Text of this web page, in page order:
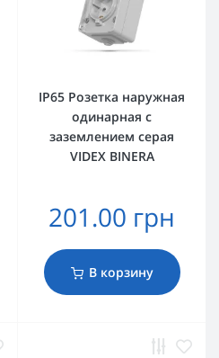
IP65 Розетка наружная
одинарная с
заземлением серая
VIDEX BINERA
201.00 грн
В корзину